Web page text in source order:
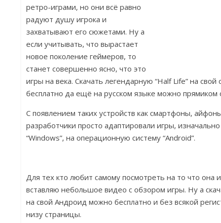
ретро-играми, но они всё равно
радуют душу игрока и
захватывают его сюжетами. Ну а
если учитывать, что вырастает
новое поколение геймеров, то
станет совершенно ясно, что это
игры на века. Скачать легендарную “Half Life” на
бесплатно да ещё на русском языке можно прямиком
С появлением таких устройств как смартфоны,
разработчики просто адаптировали игры,
“Windows”, на операционную систему “Android”.
Для тех кто любит самому посмотреть на то что она
вставляю небольшое видео с обзором игры. Ну а
на свой Андроид можно бесплатно и без всякой
низу страницы.